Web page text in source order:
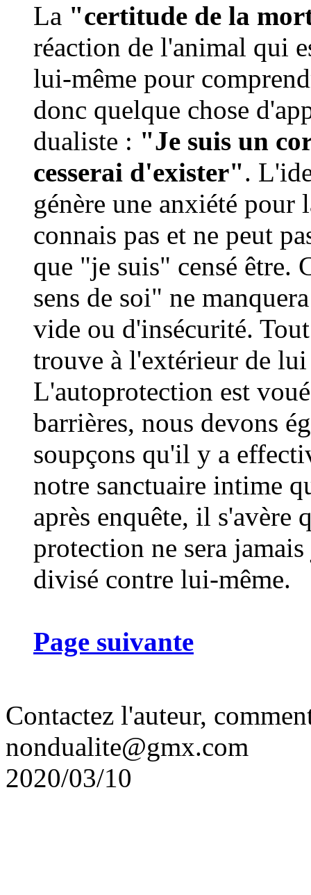
La "certitude de la
réaction de l'animal qui
lui-même pour
donc quelque chose
dualiste : "Je suis un
cesserai d'exister".
génère une anxiété
connais pas et ne peut
que "je suis" censé être.
sens de soi" ne
vide ou d'insécurité.
trouve à l'extérieur de
L'autoprotection est
barrières, nous devons
soupçons qu'il y a
notre sanctuaire intime
après enquête, il s'avère
protection ne sera
divisé contre lui-même.
Page suivante
Contactez l'auteur,
nondualite@gmx.com
2020/03/10